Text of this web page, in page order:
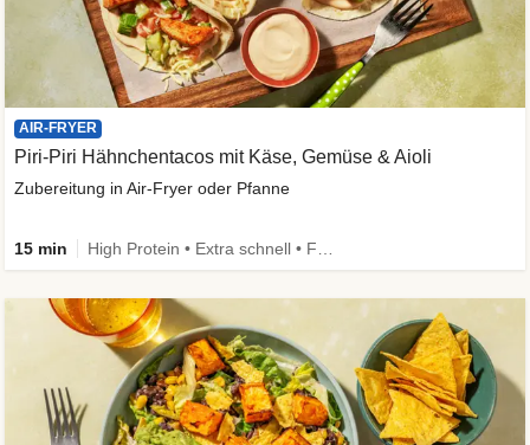
AIR-FRYER
Piri-Piri Hähnchentacos mit Käse, Gemüse & Aioli
Zubereitung in Air-Fryer oder Pfanne
15 min